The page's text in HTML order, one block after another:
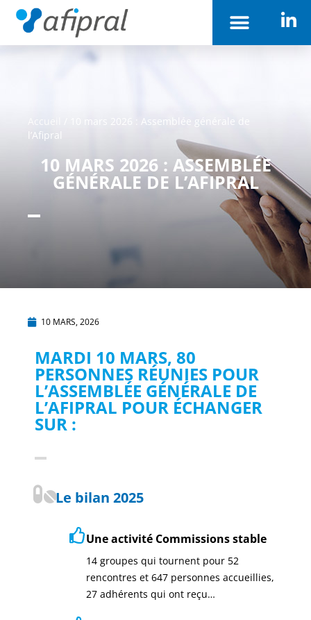
10 mars 2026 : Assemblée générale de
l’Afipral
10 MARS 2026 : ASSEMBLÉE
GÉNÉRALE DE L’AFIPRAL
10 MARS, 2026
MARDI 10 MARS, 80
PERSONNES RÉUNIES POUR
L’ASSEMBLÉE GÉNÉRALE DE
L’AFIPRAL POUR ÉCHANGER
SUR :
Le bilan 2025
Une activité Commissions stable
14 groupes qui tournent pour 52
rencontres et 647 personnes accueillies,
27 adhérents qui ont reçu…